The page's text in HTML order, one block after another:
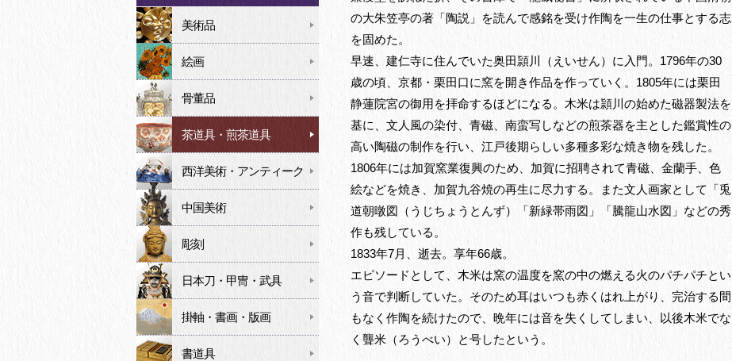
の大朱笠亭の著「陶説」を読んで感銘を受け作陶を一生の仕事とする志
を固めた。
早速、建仁寺に住んでいた奥田頴川（えいせん）に入門。
1796年の30
歳の頃、京都・栗田口に窯を開き作品を作っていく。 1805年には栗田
静蓮院宮の御用を拝命するほどになる。木米は頴川の始めた磁器製法を
基に、文人風の染付、青磁、南蛮写しなどの煎茶器を主とした鑑賞性の
高い陶磁の制作を行い、江戸後期らしい多種多彩な焼き物を残した。
1806年には加賀窯業復興のため、加賀に招聘されて青磁、金蘭手、色
絵などを焼き、加賀九谷焼の再生に尽力する。また文人画家として「兎
道朝暾図（うじちょうとんず）「新緑帯雨図」「騰龍山水図」などの秀
作も残している。
1833年7月、逝去。享年66歳。
エピソードとして、木米は窯の温度を窯の中の燃える火のパチパチとい
う音で判断していた。そのため耳はいつも赤くはれ上がり、完治する間
もなく作陶を続けたので、晩年には音を失くしてしまい、以後木米でな
く聾米（ろうべい）と号したという。
美術品
絵画
骨董品
茶道具・煎茶道具
西洋美術・アンティーク
中国美術
彫刻
日本刀・甲冑・武具
掛軸・書画・版画
書道具